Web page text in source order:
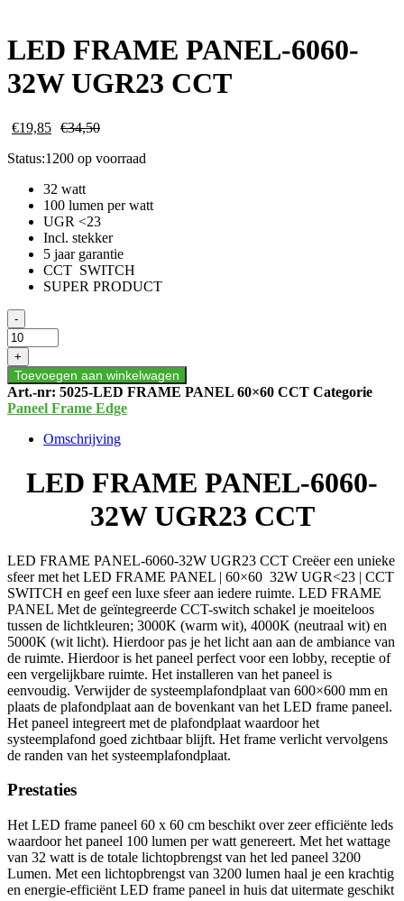
LED FRAME PANEL-6060-
32W UGR23 CCT
€19,85 €34,50
Status:1200 op voorraad
32 watt
100 lumen per watt
UGR <23
Incl. stekker
5 jaar garantie
CCT SWITCH
SUPER PRODUCT
LED
FRAME
PANEL-
6060-
32W
UGR23
CCT
-
+
Toevoegen aan winkelwagen
Art.-nr: 5025-LED FRAME PANEL 60×60 CCT Categorie
Paneel Frame Edge
Omschrijving
LED FRAME PANEL-6060-
32W UGR23 CCT
LED FRAME PANEL-6060-32W UGR23 CCT Creëer een unieke
sfeer met het LED FRAME PANEL | 60×60 32W UGR<23 | CCT
SWITCH en geef een luxe sfeer aan iedere ruimte. LED FRAME
PANEL Met de geïntegreerde CCT-switch schakel je moeiteloos
tussen de lichtkleuren; 3000K (warm wit), 4000K (neutraal wit) en
5000K (wit licht). Hierdoor pas je het licht aan aan de ambiance van
de ruimte. Hierdoor is het paneel perfect voor een lobby, receptie of
een vergelijkbare ruimte. Het installeren van het paneel is
eenvoudig. Verwijder de systeemplafondplaat van 600×600 mm en
plaats de plafondplaat aan de bovenkant van het LED frame paneel.
Het paneel integreert met de plafondplaat waardoor het
systeemplafond goed zichtbaar blijft. Het frame verlicht vervolgens
de randen van het systeemplafondplaat.
Prestaties
Het LED frame paneel 60 x 60 cm beschikt over zeer efficiënte leds
waardoor het paneel 100 lumen per watt genereert. Met het wattage
van 32 watt is de totale lichtopbrengst van het led paneel 3200
Lumen. Met een lichtopbrengst van 3200 lumen haal je een krachtig
en energie-efficiënt LED frame paneel in huis dat uitermate geschikt